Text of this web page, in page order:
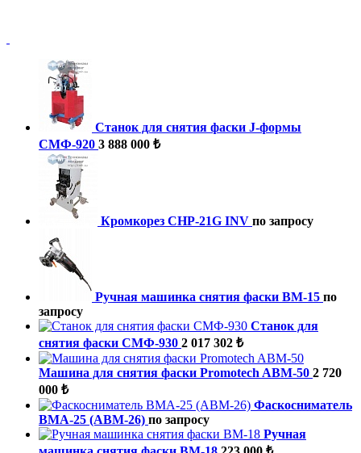
Станок для снятия фаски J-формы
СМФ-920 3 888 000 ₺
Кромкорез CHP-21G INV по запросу
Ручная машинка снятия фаски ВМ-15 по
запросу
Станок для
снятия фаски СМФ-930 2 017 302 ₺
Машина для снятия фаски Promotech ABM-50 2 720
000 ₺
Фаскосниматель
ВМА-25 (ABM-26) по запросу
Ручная